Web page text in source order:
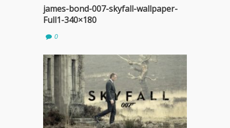
james-bond-007-skyfall-wallpaper-
Full1-340×180
0